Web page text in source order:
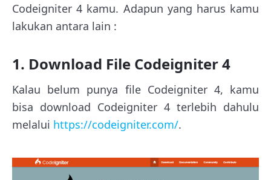
Codeigniter 4 kamu. Adapun yang harus kamu
lakukan antara lain :
1. Download File Codeigniter 4
Kalau belum punya file Codeigniter 4, kamu
bisa download Codeigniter 4 terlebih dahulu
melalui https://codeigniter.com/.